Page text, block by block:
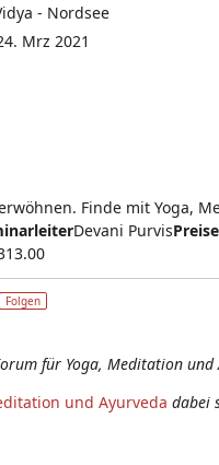
- Nordsee
Mrz 2021
Finde mit
Devani Purvis
Folgen
für Yoga, Meditation
und Ayurveda dabei